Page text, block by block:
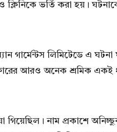
ক্লিনিকে ভর্তি করা হয়।
গার্মেন্টস লিমিটেডে এ
আরও অনেক শ্রমিক একই
গিয়েছিল। নাম প্রকাশে